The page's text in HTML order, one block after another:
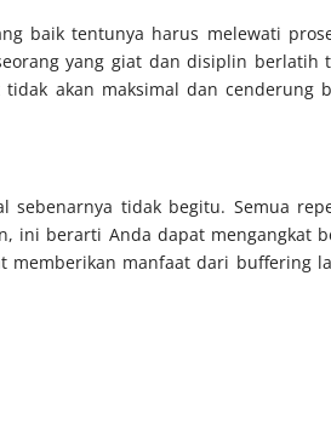
baik tentunya harus melewati
yang giat dan disiplin berlatih
akan maksimal dan cenderung
sebenarnya tidak begitu. Semua
ini berarti Anda dapat mengangkat
manfaat dari buffering